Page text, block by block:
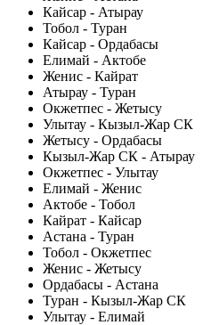
Кайсар - Атырау
Тобол - Туран
Кайсар - Ордабасы
Елимай - Актобе
Женис - Кайрат
Атырау - Туран
Окжетпес - Жетысу
Улытау - Кызыл-Жар СК
Жетысу - Ордабасы
Кызыл-Жар СК - Атырау
Окжетпес - Улытау
Елимай - Женис
Актобе - Тобол
Кайрат - Кайсар
Астана - Туран
Тобол - Окжетпес
Женис - Жетысу
Ордабасы - Астана
Туран - Кызыл-Жар СК
Улытау - Елимай